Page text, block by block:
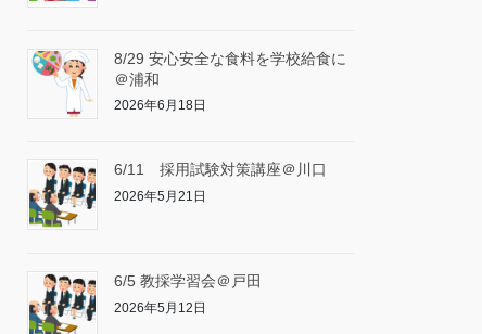
8/29 安心安全な食料を学校給食に
＠浦和
2026年6月18日
6/11 採用試験対策講座＠川口
2026年5月21日
6/5 教採学習会＠戸田
2026年5月12日